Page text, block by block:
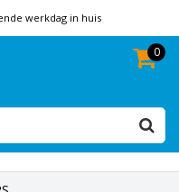
werkdag in huis
9,8
0